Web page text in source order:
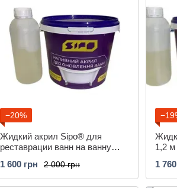
−20%
Жидкий акрил Sipo® для
реставрации ванн на ванну
2 000 грн
1 600 грн
1,2
1